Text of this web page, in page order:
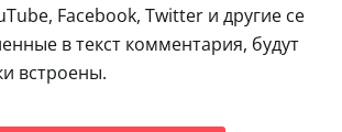
Facebook, Twitter и другие се
в текст комментария, будут
встроены.